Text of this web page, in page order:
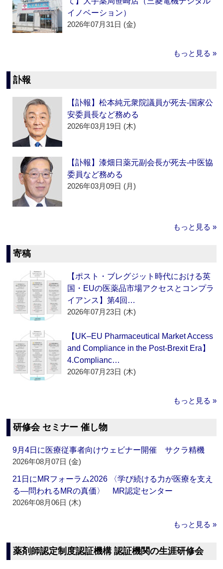
イノベーション）
2026年07月31日 (金)
もっと見る »
訃報
【訃報】松本純元衆院議員が死去‐国家公
安委員長など務める
2026年03月19日 (木)
【訃報】漆畑日薬元副会長が死去‐中医協
委員など務める
2026年03月09日 (月)
もっと見る »
寄稿
【ポスト・ブレグジット時代における英
国・EUの医薬品市場アクセスとコンプラ
イアンス】第4回…
2026年07月23日 (木)
【UK–EU Pharmaceutical Market Access
and Compliance in the Post-Brexit Era】
4.Complianc…
2026年07月23日 (木)
もっと見る »
研修会 セミナー 催し物
9月4日に医療従事者向けウェビナー開催 サクラ精機
2026年08月07日 (金)
21日にMRフォーラム2026 〈学び続ける力が医療を支え
る―問われるMRの真価〉 MR認定センター
2026年08月06日 (木)
もっと見る »
薬剤師認定制度認証機構 認証機関の生涯研修会